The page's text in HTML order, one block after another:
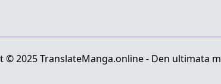
© 2025 TranslateManga.online - Den ultimata